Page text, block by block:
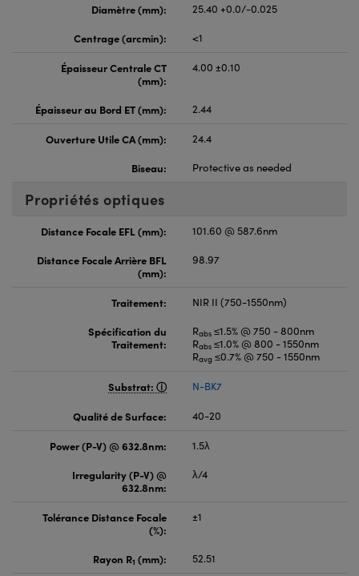
Diamètre (mm):
25.40 +0.0/-0.025
Centrage (arcmin):
<1
Épaisseur Centrale CT
(mm):
4.00 ±0.10
Épaisseur au Bord ET (mm): 2.44
Ouverture Utile CA (mm):
24.4
Biseau:
Protective as needed
Propriétés optiques
Distance Focale EFL (mm):
101.60 @ 587.6nm
Distance Focale Arrière BFL
(mm):
98.97
Traitement:
NIR II (750-1550nm)
Spécification du
Traitement:
Rabs ≤1.5% @ 750 - 800nm
Rabs ≤1.0% @ 800 - 1550nm
Ravg ≤0.7% @ 750 - 1550nm
Substrat: N-BK7
Qualité de Surface: 40-20
Power (P-V) @ 632.8nm:
1.5λ
Irregularity (P-V) @
632.8nm:
λ/4
Tolérance Distance Focale
(%):
±1
Rayon R1 (mm): 52.51